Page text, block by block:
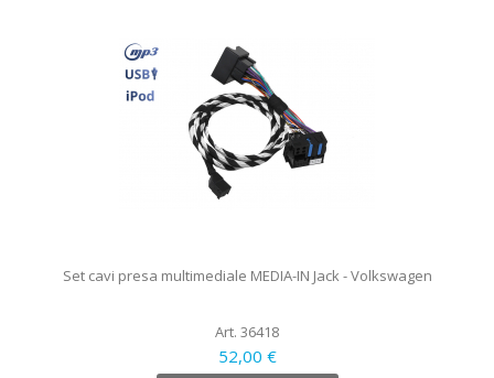
Set cavi presa multimediale MEDIA-IN Jack - Volkswagen
Art. 36418
52,00 €